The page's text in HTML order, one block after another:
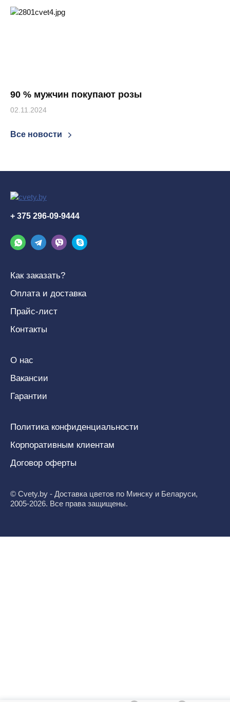
90 % мужчин покупают розы
02.11.2024
Все новости
Как заказать?
Оплата и доставка
Прайс-лист
Контакты
О нас
Вакансии
Гарантии
Политика конфиденциальности
Корпоративным клиентам
Договор оферты
+ 375 296-09-9444
© Cvety.by - Доставка цветов по Минску и Беларуси,
2005-2026. Все права защищены.